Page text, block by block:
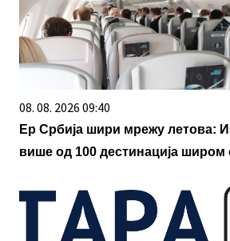
08. 08. 2026 09:40
Ер Србија шири мрежу летова:
више од 100 дестинација широм